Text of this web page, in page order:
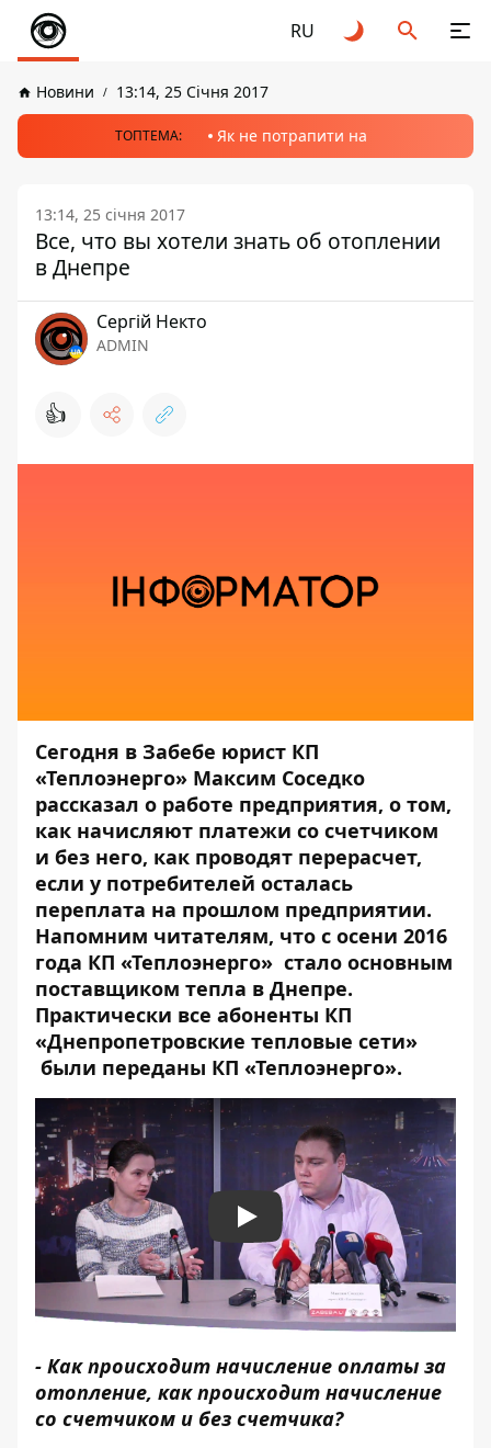
RU
Новини 13:14, 25 Січня 2017
ТОПТЕМА: Як не потрапити на
13:14, 25 січня 2017
Все, что вы хотели знать об отоплении
в Днепре
Сергій Некто
ADMIN
👍
Сегодня в Забебе юрист КП
«Теплоэнерго» Максим Соседко
рассказал о работе предприятия, о том,
как начисляют платежи со счетчиком
и без него, как проводят перерасчет,
если у потребителей осталась
переплата на прошлом предприятии.
Напомним читателям, что с осени 2016
года КП «Теплоэнерго» стало основным
поставщиком тепла в Днепре.
Практически все абоненты КП
«Днепропетровские тепловые сети»
были переданы КП «Теплоэнерго».
Play
- Как происходит начисление оплаты за
отопление, как происходит начисление
со счетчиком и без счетчика?